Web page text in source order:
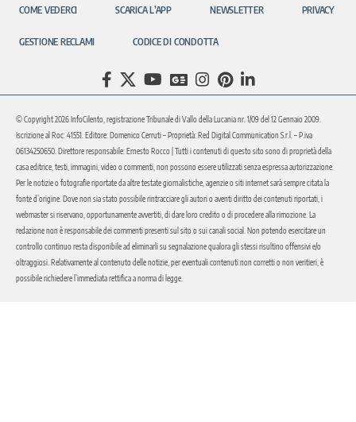
COME VEDERCI SCARICA L’APP NEWSLETTER PRIVACY
GESTIONE RECLAMI CODICE DI CONDOTTA
© Copyright 2026 InfoCilento, registrazione Tribunale di Vallo della Lucania nr. 1/09 del 12 Gennaio 2009.
Iscrizione al Roc: 41551. Editore: Domenico Cerruti – Proprietà: Red Digital Communication S.r.l. – P.iva
06134250650. Direttore responsabile: Ernesto Rocco | Tutti i contenuti di questo sito sono di proprietà della
casa editrice, testi, immagini, video o commenti, non possono essere utilizzati senza espressa autorizzazione.
Per le notizie o fotografie riportate da altre testate giornalistiche, agenzie o siti internet sarà sempre citata la
fonte d’origine. Dove non sia stato possibile rintracciare gli autori o aventi diritto dei contenuti riportati, i
webmaster si riservano, opportunamente avvertiti, di dare loro credito o di procedere alla rimozione. La
redazione non è responsabile dei commenti presenti sul sito o sui canali social. Non potendo esercitare un
controllo continuo resta disponibile ad eliminarli su segnalazione qualora gli stessi risultino offensivi e/o
oltraggiosi. Relativamente al contenuto delle notizie, per eventuali contenuti non corretti o non veritieri, è
possibile richiedere l’immediata rettifica a norma di legge.